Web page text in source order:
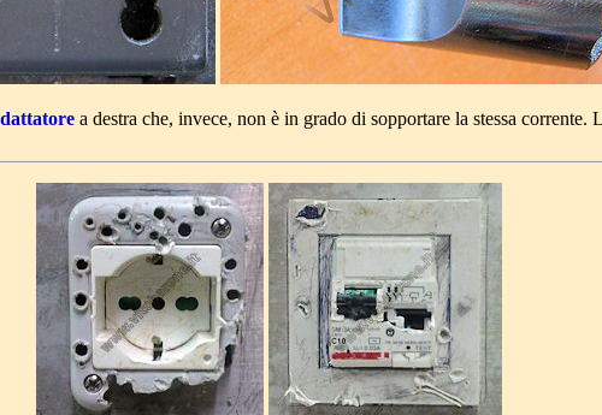
a destra che, invece, non è in grado di sopportare la stessa corrente.